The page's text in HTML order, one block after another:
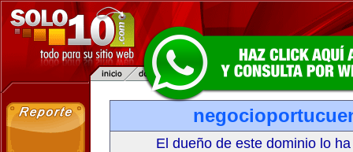
El dueño de este dominio lo